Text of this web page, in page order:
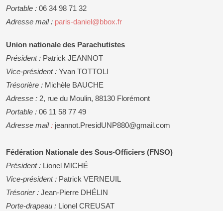
Portable : 06 34 98 71 32
Adresse mail : paris-daniel@bbox.fr
Union nationale des Parachutistes
Président : Patrick JEANNOT
Vice-président : Yvan TOTTOLI
Trésorière : Michèle BAUCHE
Adresse : 2, rue du Moulin, 88130 Florémont
Portable : 06 11 58 77 49
Adresse mail: jeannot.PresidUNP880@gmail.com
Fédération Nationale des Sous-Officiers (FNSO)
Président : Lionel MICHÉ
Vice-président : Patrick VERNEUIL
Trésorier : Jean-Pierre DHÉLIN
Porte-drapeau : Lionel CREUSAT